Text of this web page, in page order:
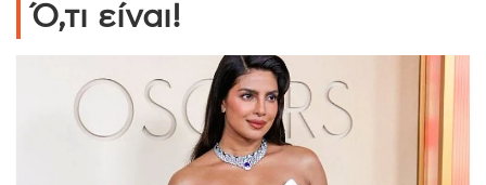
Ό,τι είναι!